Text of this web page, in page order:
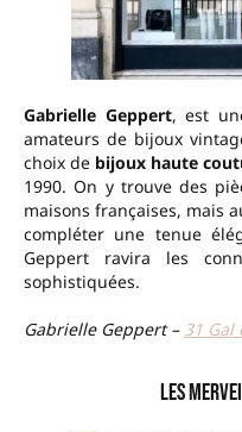
Gabrielle Geppert, est
amateurs de bijoux
choix de bijoux haute
1990. On y trouve des
maisons françaises, mais
compléter une tenue
Geppert ravira les
sophistiquées.
Gabrielle Geppert – 31 Gal
Les